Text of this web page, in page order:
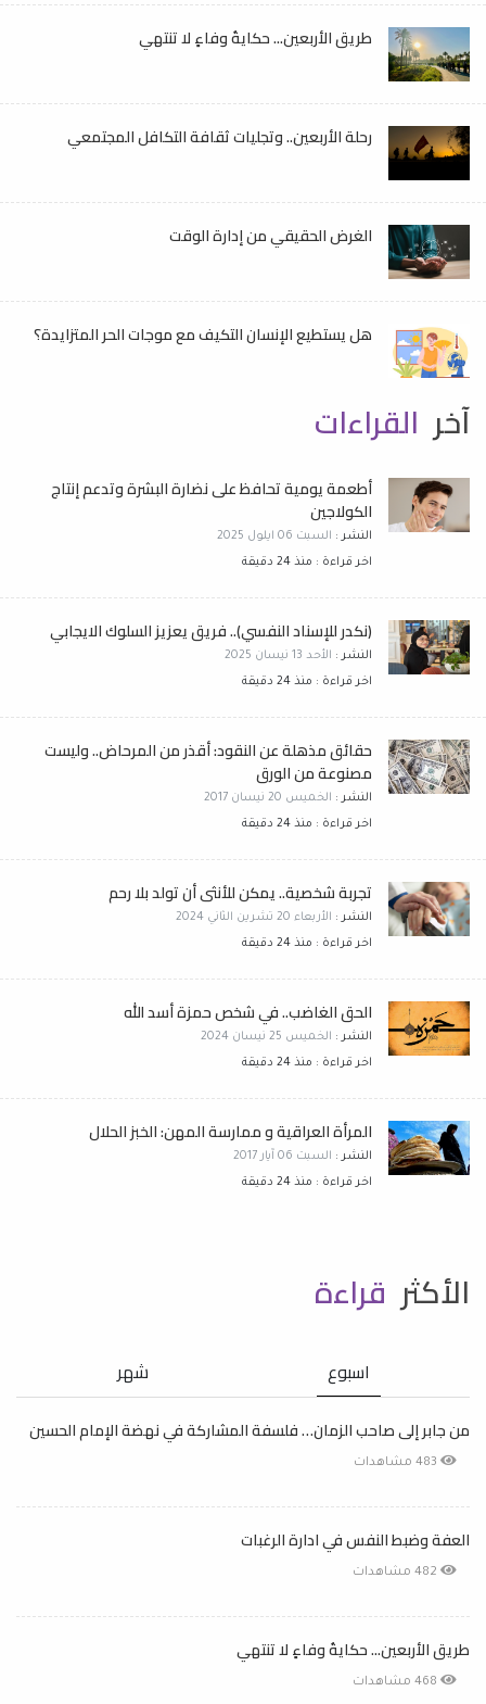
طريق الأربعين... حكايةُ وفاءٍ لا تنتهي
رحلة الأربعين.. وتجليات ثقافة التكافل المجتمعي
الغرض الحقيقي من إدارة الوقت
هل يستطيع الإنسان التكيف مع موجات الحر المتزايدة؟
آخر القراءات
أطعمة يومية تحافظ على نضارة البشرة وتدعم إنتاج
الكولاجين
النشر : السبت 06 ايلول 2025
اخر قراءة : منذ 24 دقيقة
(نكدر للإسناد النفسي).. فريق يعزيز السلوك الايجابي
النشر : الأحد 13 نيسان 2025
اخر قراءة : منذ 24 دقيقة
حقائق مذهلة عن النقود: أقذر من المرحاض.. وليست
مصنوعة من الورق
النشر : الخميس 20 نيسان 2017
اخر قراءة : منذ 24 دقيقة
تجربة شخصية.. يمكن للأنثى أن تولد بلا رحم
النشر : الأربعاء 20 تشرين الثاني 2024
اخر قراءة : منذ 24 دقيقة
الحق الغاضب.. في شخص حمزة أسد الله
النشر : الخميس 25 نيسان 2024
اخر قراءة : منذ 24 دقيقة
المرأة العراقية و ممارسة المهن: الخبز الحلال
النشر : السبت 06 آيار 2017
اخر قراءة : منذ 24 دقيقة
الأكثر قراءة
اسبوع شهر
من جابر إلى صاحب الزمان… فلسفة المشاركة في نهضة الإمام الحسين
العفة وضبط النفس في ادارة الرغبات
طريق الأربعين... حكايةُ وفاءٍ لا تنتهي